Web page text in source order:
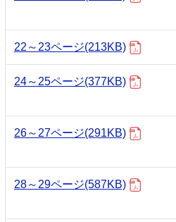
22～23ページ(213KB)
24～25ページ(377KB)
26～27ページ(291KB)
28～29ページ(587KB)